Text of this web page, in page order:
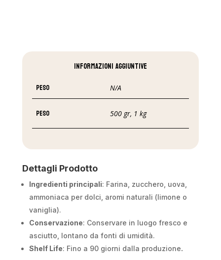
Informazioni aggiuntive
Peso N/A
Peso 500 gr, 1 kg
Dettagli Prodotto
Ingredienti principali: Farina, zucchero, uova,
ammoniaca per dolci, aromi naturali (limone o
vaniglia).
Conservazione: Conservare in luogo fresco e
asciutto, lontano da fonti di umidità.
Shelf Life: Fino a 90 giorni dalla produzione.